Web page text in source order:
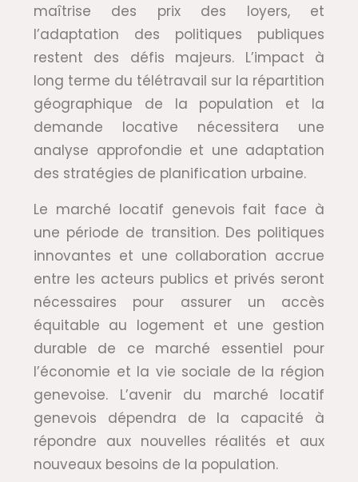
maîtrise des prix des loyers, et
l’adaptation des politiques publiques
restent des défis majeurs. L’impact à
long terme du télétravail sur la répartition
géographique de la population et la
demande locative nécessitera une
analyse approfondie et une adaptation
des stratégies de planification urbaine.
Le marché locatif genevois fait face à
une période de transition. Des politiques
innovantes et une collaboration accrue
entre les acteurs publics et privés seront
nécessaires pour assurer un accès
équitable au logement et une gestion
durable de ce marché essentiel pour
l’économie et la vie sociale de la région
genevoise. L’avenir du marché locatif
genevois dépendra de la capacité à
répondre aux nouvelles réalités et aux
nouveaux besoins de la population.